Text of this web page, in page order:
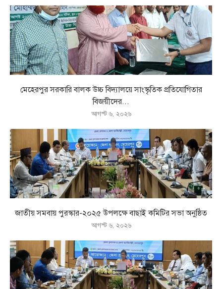
মেহেরপুর সরকারি বালক উচ্চ বিদ্যালয়ে সাংস্কৃতিক প্রতিযোগিতার
বিজয়ীদের...
আগস্ট ৬, ২০২৬
জাতীয় সমবায় পুরস্কার-২০২৫ উপলক্ষে বাছাই কমিটির সভা অনুষ্ঠিত
আগস্ট ৬, ২০২৬